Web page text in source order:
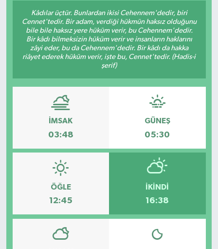
Kâdılar üçtür. Bunlardan ikisi Cehennem'dedir, biri
Cennet'tedir. Bir adam, verdiği hükmün haksız olduğunu
bile bile haksız yere hüküm verir, bu Cehennem'dedir.
Bir kâdı bilmeksizin hüküm verir ve insanların haklarını
zâyi eder, bu da Cehennem'dedir. Bir kâdı da hakka
riâyet ederek hüküm verir, işte bu, Cennet'tedir. (Hadis-i
şerif)
İMSAK
03:48
GÜNEŞ
05:30
ÖĞLE
12:45
İKINDI
16:38